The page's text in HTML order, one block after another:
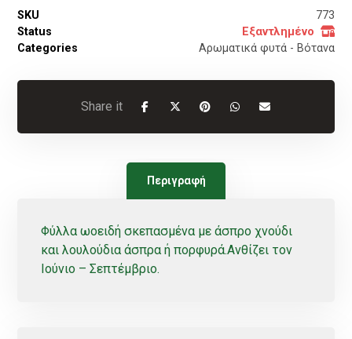
SKU
773
Status
Εξαντλημένο
Categories
Αρωματικά φυτά - Βότανα
Περιγραφή
Φύλλα ωοειδή σκεπασμένα με άσπρο χνούδι
και λουλούδια άσπρα ή πορφυρά.Ανθίζει τον
Ιούνιο – Σεπτέμβριο.